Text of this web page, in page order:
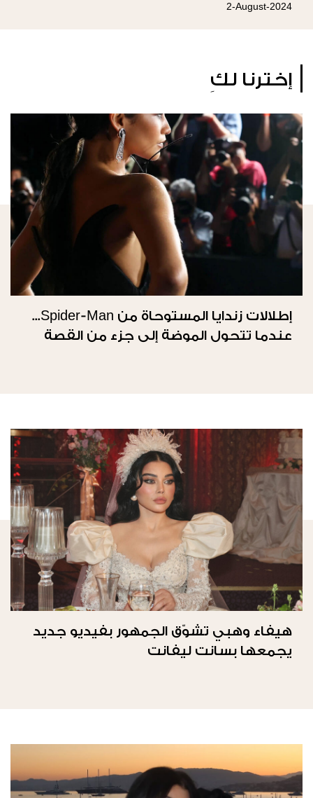
2-August-2024
إخترنا لكِ
إطلالات زندايا المستوحاة من Spider-Man...
عندما تتحول الموضة إلى جزء من القصة
هيفاء وهبي تشوّق الجمهور بفيديو جديد
يجمعها بسانت ليفانت